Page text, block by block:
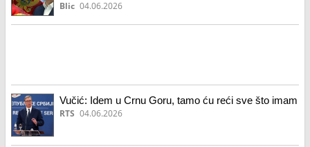
"Siguran sam da u njegovom skrivanju stoje
Blic 04.06.2026
Vučić: Idem u Crnu Goru, tamo ću reći sve što imam
RTS 04.06.2026